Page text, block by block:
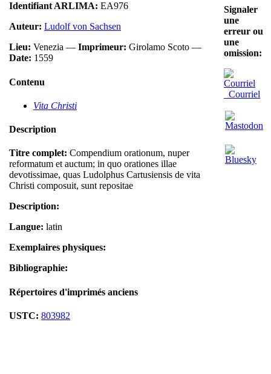
Identifiant ARLIMA: EA976
Auteur: Ludolf von Sachsen
Lieu: Venezia — Imprimeur: Girolamo Scoto —
Date: 1559
Contenu
Vita Christi
Description
Titre complet: Compendium orationum, nuper
reformatum et auctum; in quo orationes illae
devotissimae, quas Ludolphus Cartusiensis de vita
Christi composuit, sunt repositae
Description:
Langue: latin
Exemplaires physiques:
Bibliographie:
Répertoires d'imprimés anciens
USTC: 803982
Signaler
une
erreur ou
une
omission:
Courriel